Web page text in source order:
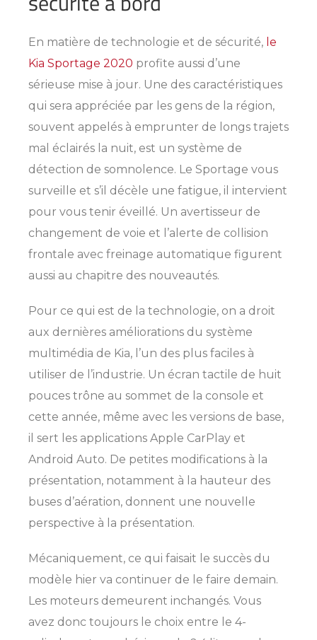
En matière de technologie et de sécurité, le
Kia Sportage 2020 profite aussi d’une
sérieuse mise à jour. Une des caractéristiques
qui sera appréciée par les gens de la région,
souvent appelés à emprunter de longs trajets
mal éclairés la nuit, est un système de
détection de somnolence. Le Sportage vous
surveille et s’il décèle une fatigue, il intervient
pour vous tenir éveillé. Un avertisseur de
changement de voie et l’alerte de collision
frontale avec freinage automatique figurent
aussi au chapitre des nouveautés.
Pour ce qui est de la technologie, on a droit
aux dernières améliorations du système
multimédia de Kia, l’un des plus faciles à
utiliser de l’industrie. Un écran tactile de huit
pouces trône au sommet de la console et
cette année, même avec les versions de base,
il sert les applications Apple CarPlay et
Android Auto. De petites modifications à la
présentation, notamment à la hauteur des
buses d’aération, donnent une nouvelle
perspective à la présentation.
Mécaniquement, ce qui faisait le succès du
modèle hier va continuer de le faire demain.
Les moteurs demeurent inchangés. Vous
avez donc toujours le choix entre le 4-